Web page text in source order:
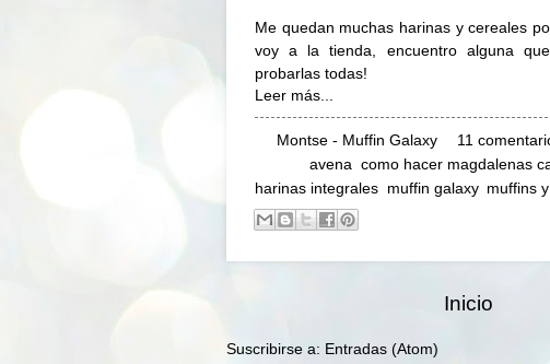
Me quedan muchas harinas y cereales
voy a la tienda, encuentro alguna
probarlas todas!
Leer más...
Montse - Muffin Galaxy
11
avena como hacer magdalenas
harinas integrales muffin galaxy, muffins
Inicio
Suscribirse a: Entradas (Atom)